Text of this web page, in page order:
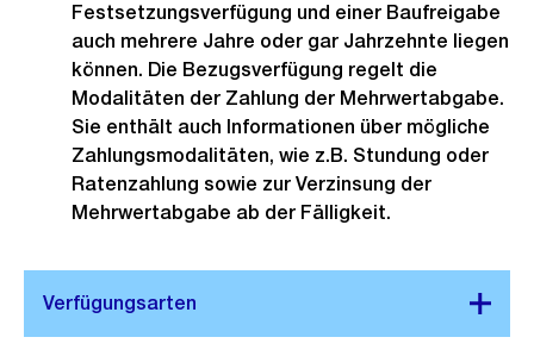
Festsetzungsverfügung und einer Baufreigabe
auch mehrere Jahre oder gar Jahrzehnte liegen
können. Die Bezugsverfügung regelt die
Modalitäten der Zahlung der Mehrwertabgabe.
Sie enthält auch Informationen über mögliche
Zahlungsmodalitäten, wie z.B. Stundung oder
Ratenzahlung sowie zur Verzinsung der
Mehrwertabgabe ab der Fälligkeit.